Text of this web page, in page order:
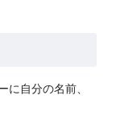
に自分の名前、